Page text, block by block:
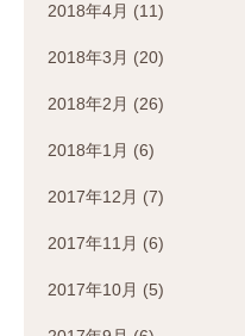
2018年4月 (11)
2018年3月 (20)
2018年2月 (26)
2018年1月 (6)
2017年12月 (7)
2017年11月 (6)
2017年10月 (5)